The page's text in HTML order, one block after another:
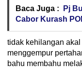
Baca Juga :
Pj
Cabor Kurash
tidak kehilangan
menggempur
bahu membahu